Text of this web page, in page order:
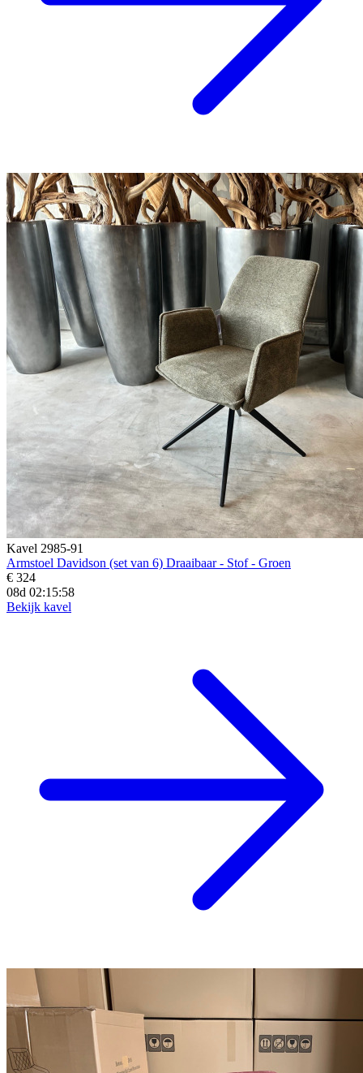
Kavel 2985-91
Armstoel Davidson (set van 6) Draaibaar - Stof - Groen
€ 324
08d 02:15:56
Bekijk kavel